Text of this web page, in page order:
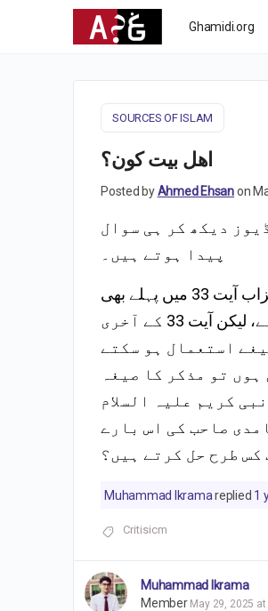
Ghamidi.org
SOURCES OF ISLAM
اھل بیت کون؟
Posted byAhmed Ehsanon
دیکھ کر ہی سوال
پیدا ہوتے ہیں۔
غامدی صاحب کے مطابق ، قرآن مجید اھل بیت سے مراد صرف ازواج رسول کو لیتا ہے، سورہ احزاب آیت 33 میں پہلے بھی
مؤنث کے صیغے استعمال ہوئے ہیں اور اس آیت کے بعد بھی مؤنث ہی کے صیغے خطاب کیا جارہا ہے، لیکن آیت 33 کے آخری
استعمال ہو سکتے
تو مذکر کا صیغہ
کریم علیہ السلام
صاحب کی اس بارے
طرح حل کرتے ہیں؟
Muhammad Ikramareplied 1
Critisicm
Muhammad Ikrama
Member May 29, 2025 at